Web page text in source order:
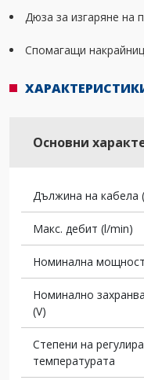
Дюза за изгаряне на
Спомагащи
Основни
Дължина на кабела
Макс. дебит (l/min)
Номинална
Номинално
(V)
Степени на
температурата